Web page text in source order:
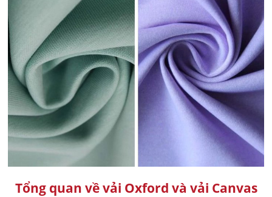
Tổng quan về vải Oxford và vải Canvas